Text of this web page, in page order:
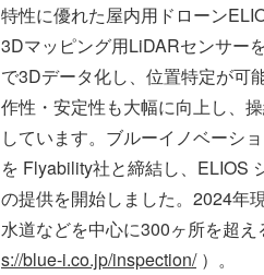
特性に優れた屋内用ドローン
3Dマッピング用LiDARセンサー
で3Dデータ化し、位置特定が可
作性・安定性も大幅に向上し、
しています。ブルーイノベーシ
を Flyability社と締結し、ELIOS
の提供を開始しました。2024年
水道などを中心に300ヶ所を超
s://blue-i.co.jp/inspection/）。